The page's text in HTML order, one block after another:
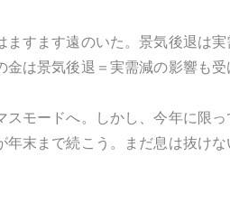
すます遠のいた。景気後退は
は景気後退＝実需減の影響も受
モードへ。しかし、今年に限
末まで続こう。まだ息は抜けな